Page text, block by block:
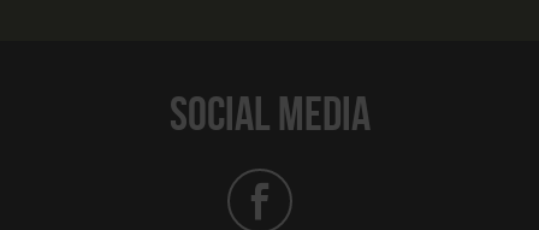
SOCIAL MEDIA